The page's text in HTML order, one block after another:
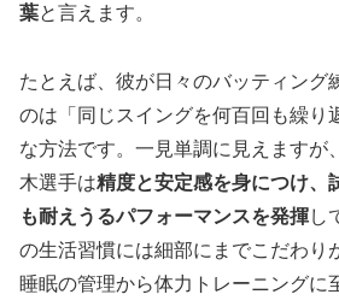
葉と言えます。
たとえば、彼が日々のバッティング
のは「同じスイングを何百回も繰り
な方法です。一見単調に見えますが
木選手は精度と安定感を身につけ、
も耐えうるパフォーマンスを発揮し
の生活習慣には細部にまでこだわり
睡眠の管理から体力トレーニングに